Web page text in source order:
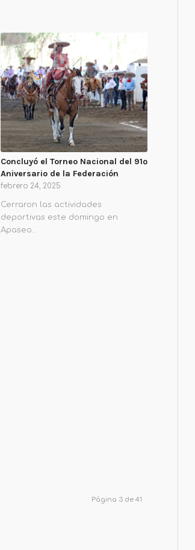
Concluyó el Torneo Nacional del 91º
Aniversario de la Federación
febrero 24, 2025
Cerraron las actividades
deportivas este domingo en
Apaseo…
Página 3 de 41